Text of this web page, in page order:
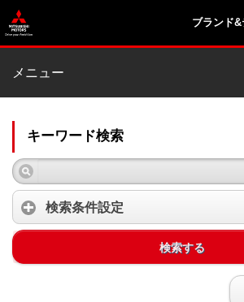
ブランド
メニュー
キーワード検索
検索条件設定
検索する